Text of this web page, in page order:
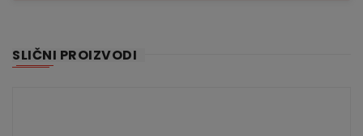
SLIČNI PROIZVODI